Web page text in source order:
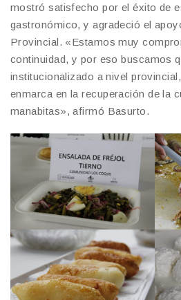
mostró satisfecho por el éxito de
gastronómico, y agradeció el
Provincial. «Estamos muy
continuidad, y por eso buscamos
institucionalizado a nivel
enmarca en la recuperación de la
manabitas», afirmó Basurto.